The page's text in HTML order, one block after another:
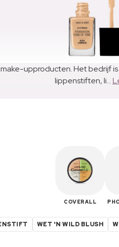
upproducten. Het
lippenstiften, li...
COVERALL
WET 'N WILD BLUSH